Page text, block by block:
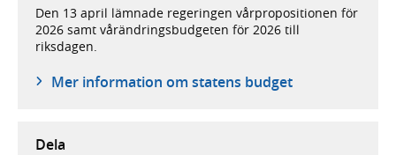
Den 13 april lämnade regeringen vårpropositionen för
2026 samt vårändringsbudgeten för 2026 till
riksdagen.
Mer information om statens budget
Dela